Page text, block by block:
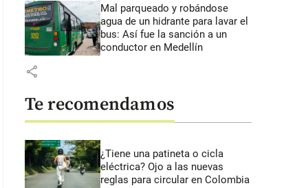
Mal parqueado y robándose
agua de un hidrante para lavar el
bus: Así fue la sanción a un
conductor en Medellín
share
Te recomendamos
¿Tiene una patineta o cicla
eléctrica? Ojo a las nuevas
reglas para circular en Colombia